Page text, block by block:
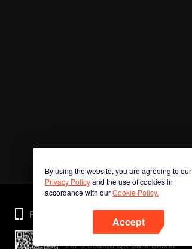
By using the website, you are agreeing to our
Privacy Policyand the use of cookies in
accordance with ourCookie Policy.
Accept
Phone
Ler o código QR para baixar